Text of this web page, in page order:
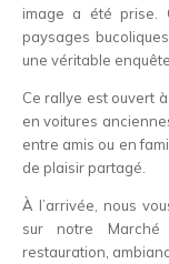
image a été prise.
paysages
une véritable
Ce rallye est ouvert
en voitures
entre amis ou en
de plaisir partagé.
À l’arrivée, nous
sur notre
restauration,